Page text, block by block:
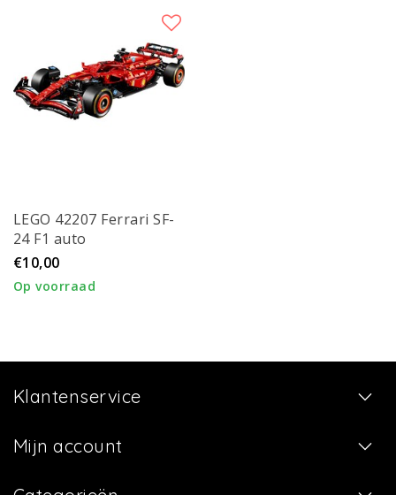
LEGO 42207 Ferrari SF-
24 F1 auto
€10,00
Op voorraad
Klantenservice
Mijn account